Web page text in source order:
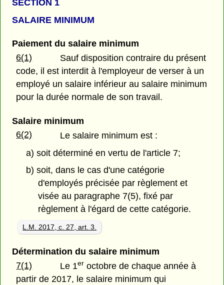
SECTION 1
SALAIRE MINIMUM
Paiement du salaire minimum
6(1)
Sauf disposition contraire du présent
code, il est interdit à l'employeur de verser à un
employé un salaire inférieur au salaire minimum
pour la durée normale de son travail.
Salaire minimum
6(2)
Le salaire minimum est :
a) soit déterminé en vertu de l'article 7;
b) soit, dans le cas d'une catégorie
d'employés précisée par règlement et
visée au paragraphe 7(5), fixé par
règlement à l'égard de cette catégorie.
L.M. 2017, c. 27, art. 3.
Détermination du salaire minimum
7(1)
Le 1er octobre de chaque année à
partir de 2017, le salaire minimum qui